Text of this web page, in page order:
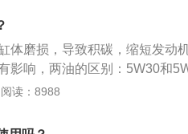
油。选择机油品牌，侧重于机
动机的清洁能力，推荐使用壳
多。比如涡轮增压式引擎，在
能力的壳牌全合成机油。
及易产生化学方面的反应，这
气管道就会冒蓝烟。这种情况
况。3、产生油泥：把不同种
系列的故障问题。4、加速磨损
物油和半合成油都可以。如果
，需要流动性更好的机油，所
体磨损，导致积碳，缩短发动
影响，两油的区别：5W30和
能相同，30和40的代表机油粘
、油门加重、动力不足或是发
阅读：8988